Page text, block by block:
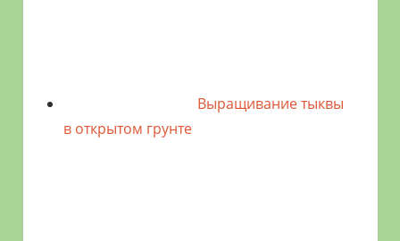
Выращивание тыквы
в открытом грунте